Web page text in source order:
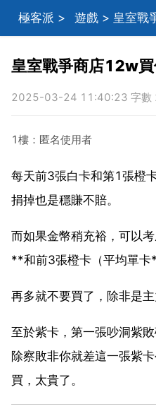
極客派 > 遊戲 > 皇室戰
皇室戰爭商店12w
2025-03-24 11:40:23 字數
1樓：匿名使用者
每天前3張白卡和第1張橙
捐掉也是穩賺不賠。
而如果金幣稍充裕，可以
**和前3張橙卡（平均單卡
再多就不要買了，除非是主
至於紫卡，第一張吵洞紫
除察敗非你就差這一張紫
買，太貴了。